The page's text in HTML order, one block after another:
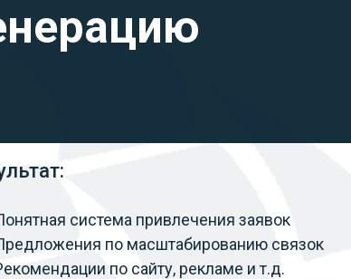
система привлечения заявок
по масштабированию связок
по сайту, рекламе и т.д.